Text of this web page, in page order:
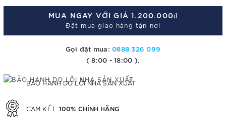
MUA NGAY VỚI GIÁ1.200.000₫
Đặt mua giao hàng tận nơi
Gọi đặt mua:0888 326 099
( 8:00 - 18:00 ).
BẢO HÀNH DO LỖI NHÀ SẢN XUẤT
CAM KẾT 100% CHÍNH HÃNG